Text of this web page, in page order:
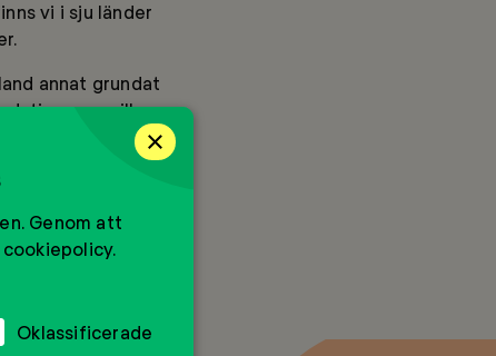
vi i sju länder
annat grundat
som vill ge
till en
×
Genom att
Oklassificerade